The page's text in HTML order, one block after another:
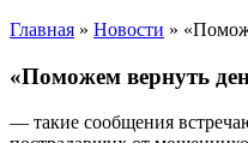
Главная » Новости »
«Поможем вернуть
— такие сообщения